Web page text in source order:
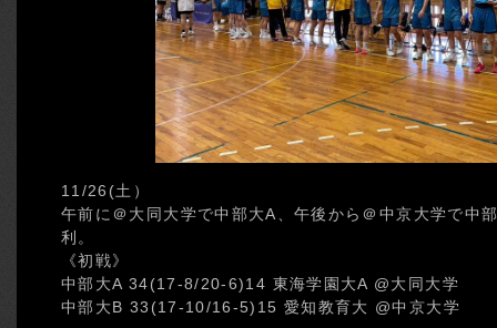
11/26(土）
午前に＠大同大学で中部大A、午後から＠中京大学で中
利。
《初戦》
中部大A 34(17-8/20-6)14 東海学園大A @大同大学
中部大B 33(17-10/16-5)15 愛知教育大 @中京大学